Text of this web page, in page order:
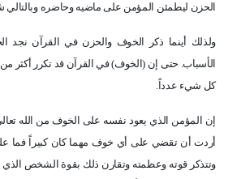
الحزن ليطمئن المؤمن على ماضيه وحاضره وبالتالي
ولذلك أينما ذكر الخوف والحزن في القرآن نجد
الأسباب. حتى إن (الخوف) في القرآن قد تكرر أكثر
كل شيء عدداً.
إن المؤمن الذي يعود نفسه على الخوف من الله
أردت أن تقضي على أي خوف مهما كان كبيراً فما
وتتذكر قوته وعظمته وتقارن ذلك بقوة الشخص